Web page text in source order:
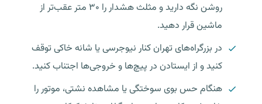
روشن نگه دارید و مثلث هشدار را ۳۰ متر عقب‌تر از
ماشین قرار دهید.
در بزرگراه‌های تهران کنار نیوجرسی یا شانه خاکی توقف
کنید و از ایستادن در پیچ‌ها و خروجی‌ها اجتناب کنید.
هنگام حس بوی سوختگی یا مشاهده نشتی، موتور را